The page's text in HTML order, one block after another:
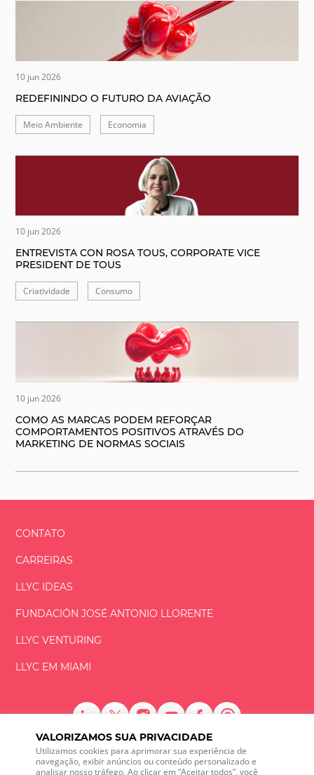
VALORIZAMOS SUA PRIVACIDADE
Utilizamos cookies para aprimorar sua experiência de
navegação, exibir anúncios ou conteúdo personalizado e
analisar nosso tráfego. Ao clicar em “Aceitar todos”, você
10 jun 2026
REDEFININDO O FUTURO DA AVIAÇÃO
Meio Ambiente Economia
10 jun 2026
ENTREVISTA CON ROSA TOUS, CORPORATE VICE
PRESIDENT DE TOUS
Criatividade Consumo
10 jun 2026
COMO AS MARCAS PODEM REFORÇAR
COMPORTAMENTOS POSITIVOS ATRAVÉS DO
MARKETING DE NORMAS SOCIAIS
CONTATO
CARREIRAS
LLYC IDEAS
FUNDACIÓNJOSÉ ANTONIO LLORENTE
LLYC VENTURING
LLYC EM MIAMI
LLYC © 2026 Todos os direitos reservados